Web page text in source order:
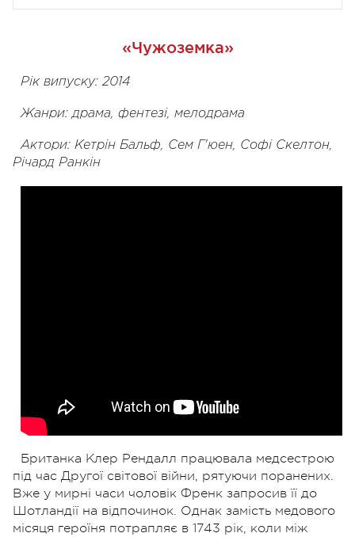
«Чужоземка»
Рік випуску: 2014
Жанри: драма, фентезі, мелодрама
Актори: Кетрін Бальф, Сем Г'юен, Софі Скелтон,
Річард Ранкін
Британка Клер Рендалл працювала медсестрою
під час Другої світової війни, рятуючи поранених.
Вже у мирні часи чоловік Френк запросив її до
Шотландії на відпочинок. Однак замість медового
місяця героїня потрапляє в 1743 рік, коли між